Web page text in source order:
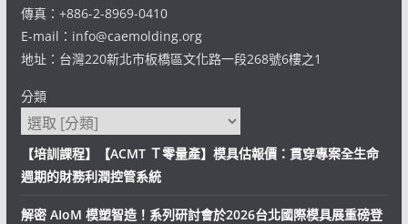
傳真：+886-2-8969-0410
E-mail：info@caemolding.org
地址：台灣220新北市板橋區文化路一段268號6樓之1
分類
【培訓課程】【ACMT Ｔ零量產】模具估報價：貫穿專案全生命
週期的財務利潤控管系統
解密 AIoM 模塑智造！系列研討會於2026台北國際模具展重磅登